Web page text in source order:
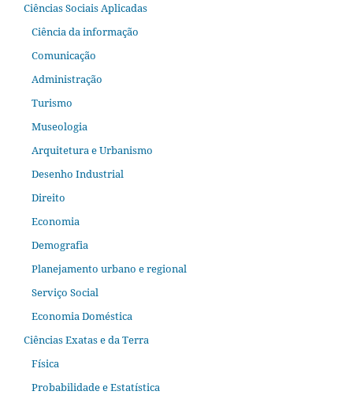
Ciências Sociais Aplicadas
Ciência da informação
Comunicação
Administração
Turismo
Museologia
Arquitetura e Urbanismo
Desenho Industrial
Direito
Economia
Demografia
Planejamento urbano e regional
Serviço Social
Economia Doméstica
Ciências Exatas e da Terra
Física
Probabilidade e Estatística